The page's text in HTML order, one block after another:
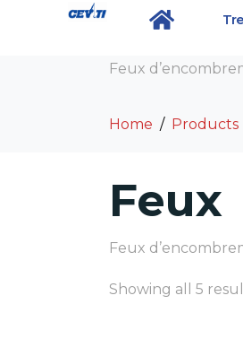
Feux
Home Products
Feux
Feux
Showing all 5